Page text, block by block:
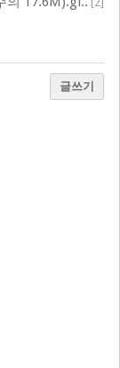
글쓰기